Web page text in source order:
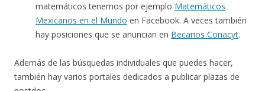
matemáticos tenemos por ejemplo Matemáticos
Mexicanos en el Mundo en Facebook. A veces también
hay posiciones que se anuncian en Becarios Conacyt.
Además de las búsquedas individuales que puedes hacer,
también hay varios portales dedicados a publicar plazas de